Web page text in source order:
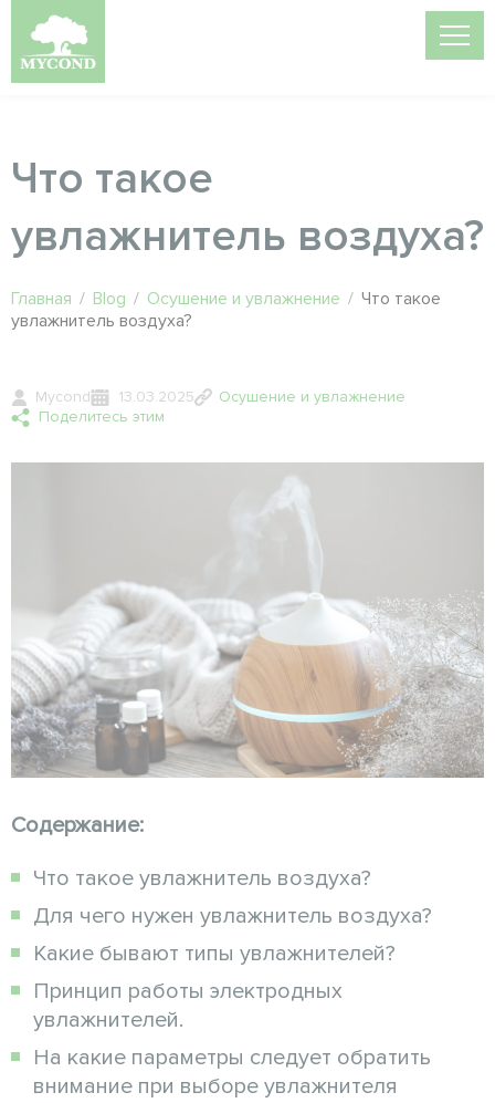
Что такое
увлажнитель воздуха?
Главная / Blog / Осушение и увлажнение / Что такое
увлажнитель воздуха?
Mycond 13.03.2025
Осушение и увлажнение
Поделитесь этим
Содержание:
Что такое увлажнитель воздуха?
Для чего нужен увлажнитель воздуха?
Какие бывают типы увлажнителей?
Принцип работы электродных
увлажнителей.
На какие параметры следует обратить
внимание при выборе увлажнителя